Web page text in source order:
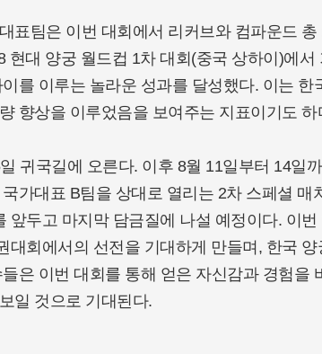
표팀은 이번 대회에서 리커브와 컴파운드
현대 양궁 월드컵 1차 대회(중국 상하이)에서
를 이루는 놀라운 성과를 달성했다. 이는 한
향상을 이루었음을 보여주는 지표이기도 하
귀국길에 오른다. 이후 8월 11일부터 14일
가대표 B팀을 상대로 열리는 2차 스페셜 매
앞두고 마지막 담금질에 나설 예정이다. 이
대회에서의 선전을 기대하게 만들며, 한국
은 이번 대회를 통해 얻은 자신감과 경험을
일 것으로 기대된다.